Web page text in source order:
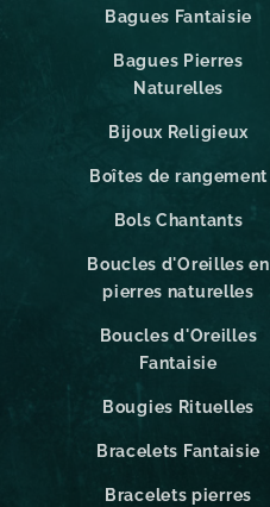
Bagues Fantaisie
Bagues Pierres
Naturelles
Bijoux Religieux
Boîtes de rangement
Bols Chantants
Boucles d'Oreilles en
pierres naturelles
Boucles d'Oreilles
Fantaisie
Bougies Rituelles
Bracelets Fantaisie
Bracelets pierres